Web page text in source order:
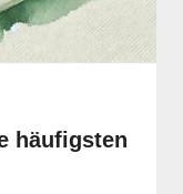
häufigsten